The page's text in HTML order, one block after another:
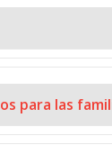
para las